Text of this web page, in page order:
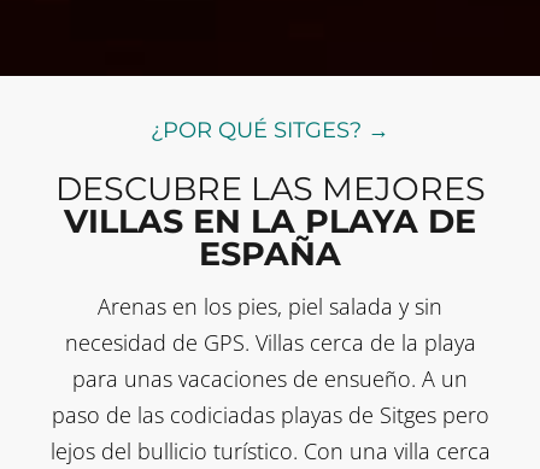
¿POR QUÉ SITGES? →
DESCUBRE LAS MEJORES
VILLAS EN LA PLAYA DE
ESPAÑA
Arenas en los pies, piel salada y sin
necesidad de GPS. Villas cerca de la playa
para unas vacaciones de ensueño. A un
paso de las codiciadas playas de Sitges pero
lejos del bullicio turístico. Con una villa cerca